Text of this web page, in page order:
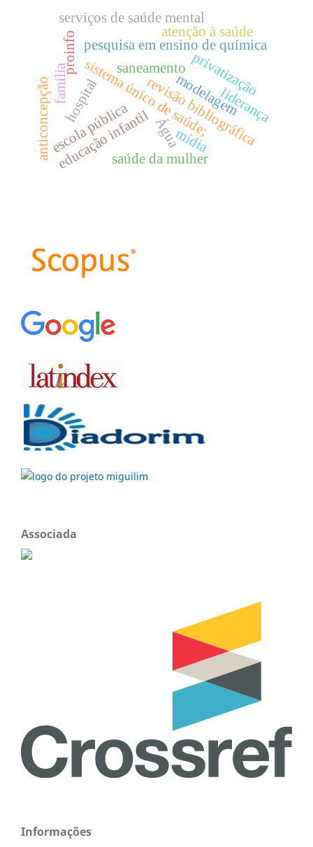
pesquisa em ensino de química
saneamento
sistema único de saúde;
educação infantilrevisão bibliográfica
modelagem
privatização
Águamídia
proinfo
escola pública
atenção à saúde
anticoncepção saúde da mulher
liderança
hospital
serviços de saúde mental
família
Associada
Informações